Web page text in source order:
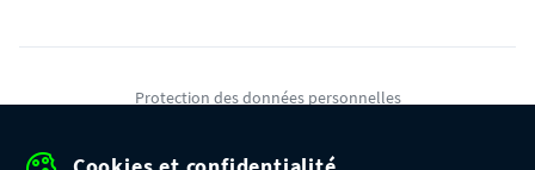
Protection des données personnelles